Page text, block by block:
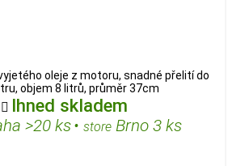
oleje z motoru, snadné přelití do
objem 8 litrů, průměr 37cm
 Ihned skladem
>20 ks• storeBrno 3 ks